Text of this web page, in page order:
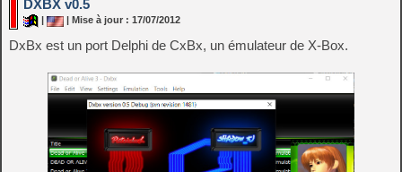
DXBX v0.5
| Mise à jour : 17/07/2012
DxBx est un port Delphi de CxBx, un émulateur de X-Box.